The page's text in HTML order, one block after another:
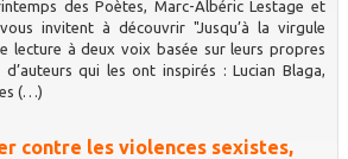
des Poètes, Marc-Albéric Lestage et
invitent à découvrir "Jusqu’à la virgule
lecture à deux voix basée sur leurs propres
qui les ont inspirés : Lucian Blaga,
(…)
contre les violences sexistes,